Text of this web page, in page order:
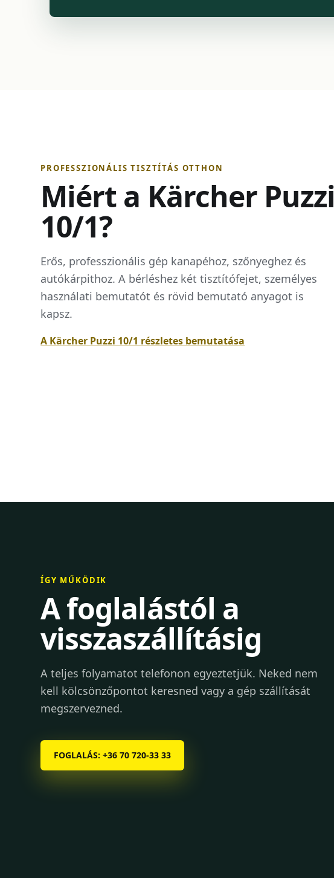
PROFESSZIONÁLIS TISZTÍTÁS OTTHON
Miért a Kärcher Puzzi
10/1?
Erős, professzionális gép kanapéhoz, szőnyeghez és
autókárpithoz. A bérléshez két tisztítófejet, személyes
használati bemutatót és rövid bemutató anyagot is
kapsz.
A Kärcher Puzzi 10/1 részletes bemutatása
ÍGY MŰKÖDIK
A foglalástól a
visszaszállításig
A teljes folyamatot telefonon egyeztetjük. Neked nem
kell kölcsönzőpontot keresned vagy a gép szállítását
megszervezned.
FOGLALÁS: +36 70 720-33 33